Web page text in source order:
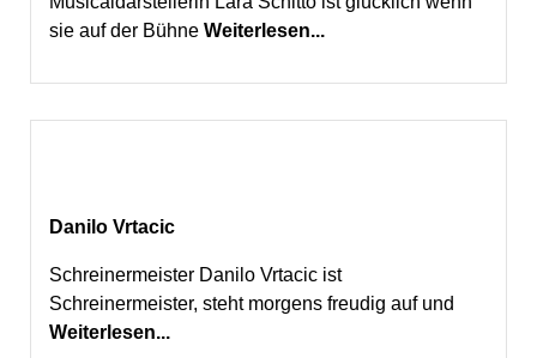
sie auf der Bühne Weiterlesen...
Danilo Vrtacic
Schreinermeister Danilo Vrtacic ist
Schreinermeister, steht morgens freudig auf und
Weiterlesen...